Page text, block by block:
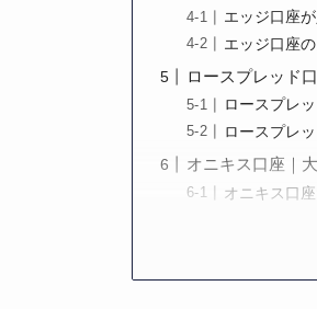
エッジ口座
エッジ口座
ロースプレッド
ロースプレ
ロースプレ
オニキス口座｜
オニキス口